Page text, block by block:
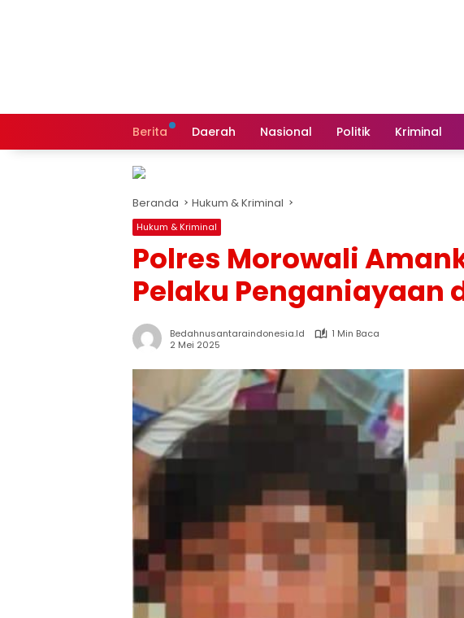
Berita Daerah Nasional Politik Kriminal
Beranda Hukum & Kriminal
Hukum & Kriminal
Polres Morowali
Pelaku Penganiayaan
Bedahnusantaraindonesia.id
1 Min Baca
2 Mei 2025